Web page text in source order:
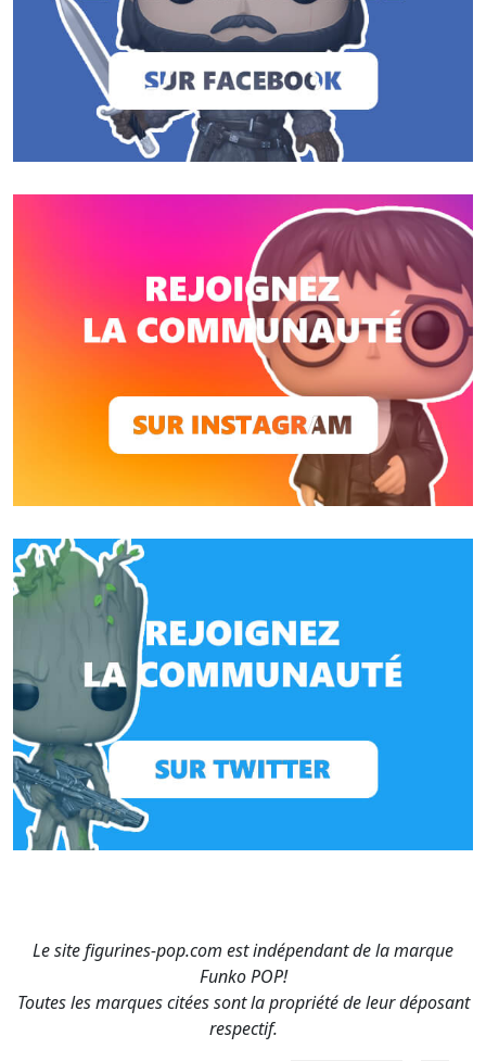
Le site figurines-pop.com est indépendant de la marque
Funko POP!
Toutes les marques citées sont la propriété de leur déposant
respectif.